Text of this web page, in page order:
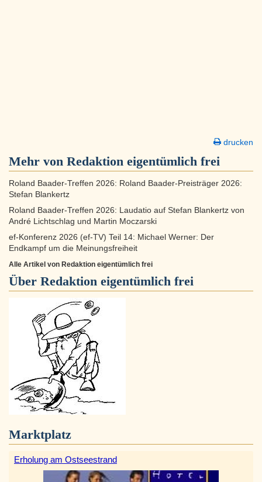
drucken
Mehr von Redaktion eigentümlich frei
Roland Baader-Treffen 2026: Roland Baader-Preisträger 2026:
Stefan Blankertz
Roland Baader-Treffen 2026: Laudatio auf Stefan Blankertz von
André Lichtschlag und Martin Moczarski
ef-Konferenz 2026 (ef-TV) Teil 14: Michael Werner: Der
Endkampf um die Meinungsfreiheit
Alle Artikel von Redaktion eigentümlich frei
Über Redaktion eigentümlich frei
Marktplatz
Erholung am Ostseestrand